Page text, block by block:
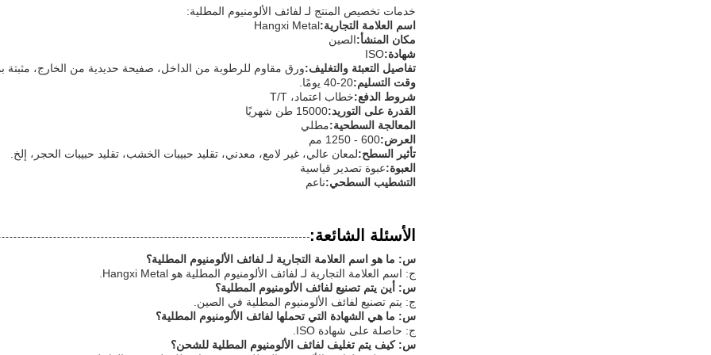
خدمات تخصيص المنتج لـ لفائف الألومنيوم المطلية:
اسم العلامة التجارية:Hangxi Metal
مكان المنشأ:الصين
شهادة:ISO
تفاصيل التعبئة والتغليف:ورق مقاوم للرطوبة من الداخل، صفيحة حديدية من الخارج، مثبتة
وقت التسليم:20-40 يومًا.
شروط الدفع:خطاب اعتماد، T/T
القدرة على التوريد:15000 طن شهريًا
المعالجة السطحية:مطلي
العرض:600 - 1250 مم
تأثير السطح:لمعان عالي، غير لامع، معدني، تقليد حبيبات الخشب، تقليد حبيبات الحجر، إلخ.
العبوة:عبوة تصدير قياسية
التشطيب السطحي:ناعم
الأسئلة الشائعة:
س: ما هو اسم العلامة التجارية لـ لفائف الألومنيوم المطلية؟
ج: اسم العلامة التجارية لـ لفائف الألومنيوم المطلية هو Hangxi Metal.
س: أين يتم تصنيع لفائف الألومنيوم المطلية؟
ج: يتم تصنيع لفائف الألومنيوم المطلية في الصين.
س: ما هي الشهادة التي تحملها لفائف الألومنيوم المطلية؟
ج: حاصلة على شهادة ISO.
س: كيف يتم تغليف لفائف الألومنيوم المطلية للشحن؟